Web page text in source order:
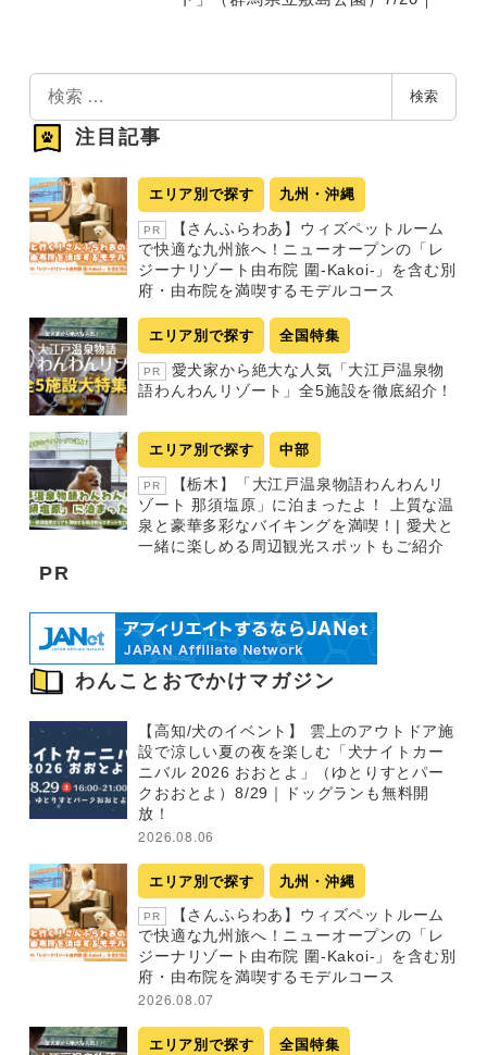
検
索
検索
注目記事
エリア別で探す 九州・沖縄
PR
【さんふらわあ】ウィズペットルーム
で快適な九州旅へ！ニューオープンの「レ
ジーナリゾート由布院 圍-Kakoi-」を含む別
府・由布院を満喫するモデルコース
エリア別で探す 全国特集
PR
愛犬家から絶大な人気「大江戸温泉物
語わんわんリゾート」全5施設を徹底紹介！
エリア別で探す 中部
PR
【栃木】「大江戸温泉物語わんわんリ
ゾート 那須塩原」に泊まったよ！ 上質な温
泉と豪華多彩なバイキングを満喫！| 愛犬と
一緒に楽しめる周辺観光スポットもご紹介
PR
わんことおでかけマガジン
【高知/犬のイベント】 雲上のアウトドア施
設で涼しい夏の夜を楽しむ「犬ナイトカー
ニバル 2026 おおとよ」（ゆとりすとパー
クおおとよ）8/29｜ドッグランも無料開
放！
2026.08.06
エリア別で探す 九州・沖縄
PR
【さんふらわあ】ウィズペットルーム
で快適な九州旅へ！ニューオープンの「レ
ジーナリゾート由布院 圍-Kakoi-」を含む別
府・由布院を満喫するモデルコース
2026.08.07
エリア別で探す 全国特集